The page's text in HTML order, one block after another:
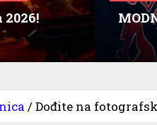
/Dođite na